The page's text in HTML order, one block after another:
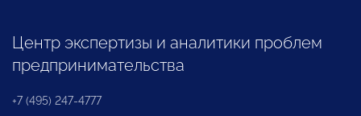
Центр экспертизы и аналитики проблем
предпринимательства
+7 (495) 247-4777